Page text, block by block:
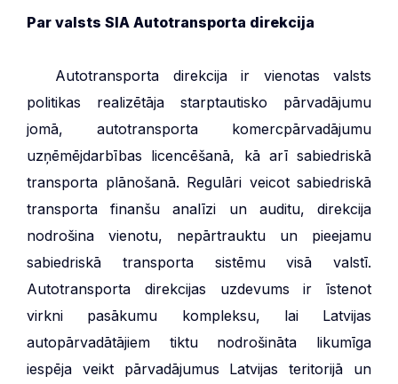
Par valsts SIA Autotransporta direkcija
Autotransporta direkcija ir vienotas valsts
politikas realizētāja starptautisko pārvadājumu
jomā, autotransporta komercpārvadājumu
uzņēmējdarbības licencēšanā, kā arī sabiedriskā
transporta plānošanā. Regulāri veicot sabiedriskā
transporta finanšu analīzi un auditu, direkcija
nodrošina vienotu, nepārtrauktu un pieejamu
sabiedriskā transporta sistēmu visā valstī.
Autotransporta direkcijas uzdevums ir īstenot
virkni pasākumu kompleksu, lai Latvijas
autopārvadātājiem tiktu nodrošināta likumīga
iespēja veikt pārvadājumus Latvijas teritorijā un